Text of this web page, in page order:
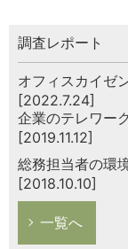
調査レポート
オフィスカイゼ
[2022.7.24]
企業のテレワー
[2019.11.12]
総務担当者の環
[2018.10.10]
一覧へ